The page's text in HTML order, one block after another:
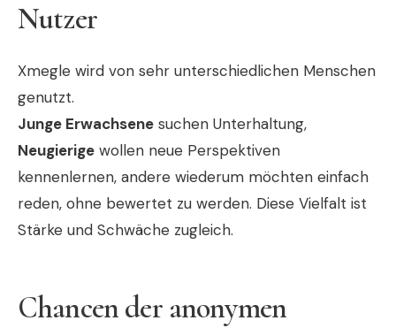
Nutzer
Xmegle wird von sehr unterschiedlichen Menschen
genutzt.
Junge Erwachsene suchen Unterhaltung,
Neugierige wollen neue Perspektiven
kennenlernen, andere wiederum möchten einfach
reden, ohne bewertet zu werden. Diese Vielfalt ist
Stärke und Schwäche zugleich.
Chancen der anonymen